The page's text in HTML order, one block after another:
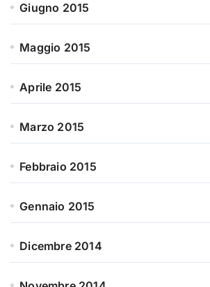
Giugno 2015
Maggio 2015
Aprile 2015
Marzo 2015
Febbraio 2015
Gennaio 2015
Dicembre 2014